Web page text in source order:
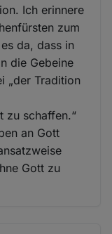
Ich erinnere
zum
da, dass in
die Gebeine
„der Tradition
zu schaffen.“
an Gott
Gott zu